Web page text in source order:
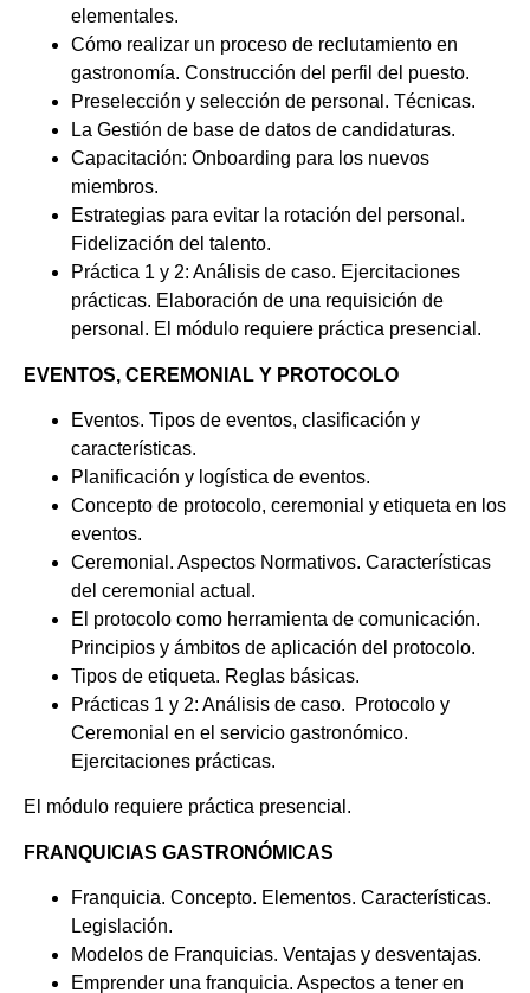
elementales.
Cómo realizar un proceso de reclutamiento en
gastronomía. Construcción del perfil del puesto.
Preselección y selección de personal. Técnicas.
La Gestión de base de datos de candidaturas.
Capacitación: Onboarding para los nuevos
miembros.
Estrategias para evitar la rotación del personal.
Fidelización del talento.
Práctica 1 y 2: Análisis de caso. Ejercitaciones
prácticas. Elaboración de una requisición de
personal. El módulo requiere práctica presencial.
EVENTOS, CEREMONIAL Y PROTOCOLO
Eventos. Tipos de eventos, clasificación y
características.
Planificación y logística de eventos.
Concepto de protocolo, ceremonial y etiqueta en los
eventos.
Ceremonial. Aspectos Normativos. Características
del ceremonial actual.
El protocolo como herramienta de comunicación.
Principios y ámbitos de aplicación del protocolo.
Tipos de etiqueta. Reglas básicas.
Prácticas 1 y 2: Análisis de caso. Protocolo y
Ceremonial en el servicio gastronómico.
Ejercitaciones prácticas.
El módulo requiere práctica presencial.
FRANQUICIAS GASTRONÓMICAS
Franquicia. Concepto. Elementos. Características.
Legislación.
Modelos de Franquicias. Ventajas y desventajas.
Emprender una franquicia. Aspectos a tener en